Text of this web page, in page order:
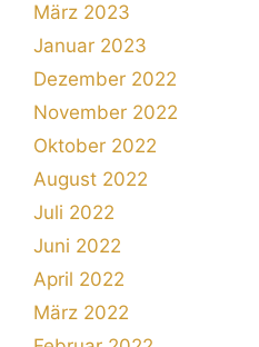
März 2023
Januar 2023
Dezember 2022
November 2022
Oktober 2022
August 2022
Juli 2022
Juni 2022
April 2022
März 2022